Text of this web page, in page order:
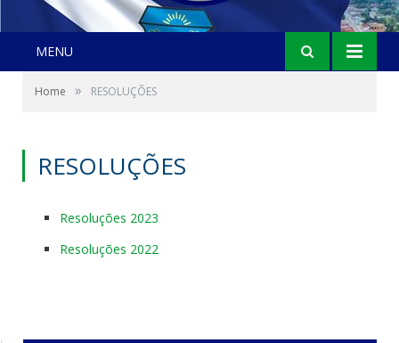
MENU
Home » RESOLUÇÕES
RESOLUÇÕES
Resoluções 2023
Resoluções 2022